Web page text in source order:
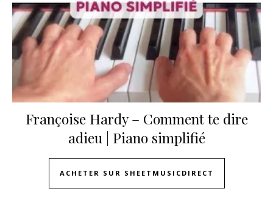
Françoise Hardy – Comment te dire
adieu | Piano simplifié
ACHETER SUR SHEETMUSICDIRECT